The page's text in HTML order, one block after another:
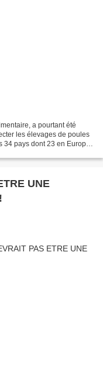
a pourtant été
les élevages de poules
pays dont 23 en Europe.
UNE